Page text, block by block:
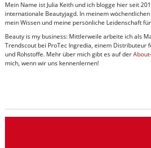
Mein Name ist Julia Keith und ich blogge hier seit
internationale Beautyjagd. In meinem
mein Wissen und meine persönliche Leidenschaft
Beauty is my business: Mittlerweile arbeite ich als
Trendscout bei ProTec Ingredia, einem Distributeur
und Rohstoffe. Mehr über mich gibt es auf der
mich, wenn wir uns kennenlernen!